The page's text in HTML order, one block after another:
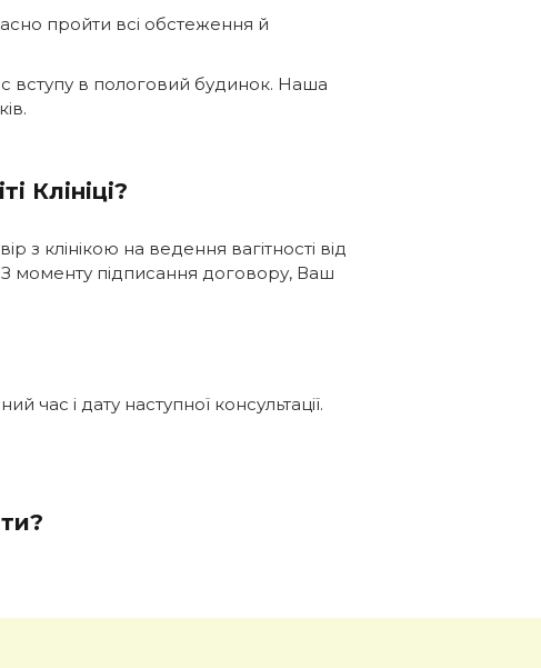
пройти всі обстеження й
вступу в пологовий будинок. Наша
Клініці?
з клінікою на ведення вагітності від
З моменту підписання договору, Ваш
час і дату наступної консультації.